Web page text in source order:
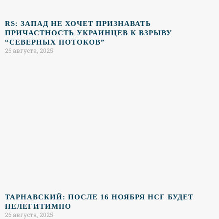
RS: ЗАПАД НЕ ХОЧЕТ ПРИЗНАВАТЬ
ПРИЧАСТНОСТЬ УКРАИНЦЕВ К ВЗРЫВУ
“СЕВЕРНЫХ ПОТОКОВ”
26 августа, 2025
ТАРНАВСКИЙ: ПОСЛЕ 16 НОЯБРЯ НСГ БУДЕТ
НЕЛЕГИТИМНО
26 августа, 2025